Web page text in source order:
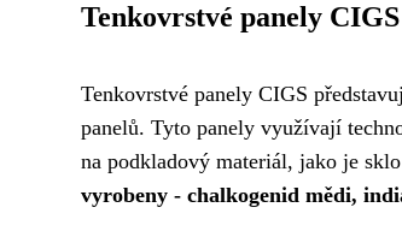
Tenkovrstvé panely CIGS
Tenkovrstvé panely CIGS
panelů. Tyto panely využívají
na podkladový materiál, jako je
vyrobeny - chalkogenid mědi,